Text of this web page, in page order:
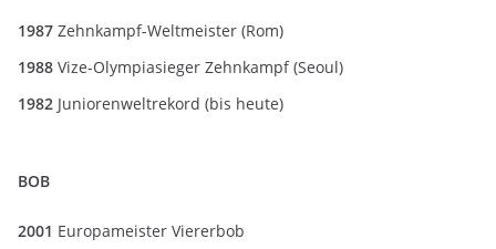
1987 Zehnkampf-Weltmeister (Rom)
1988 Vize-Olympiasieger Zehnkampf (Seoul)
1982 Juniorenweltrekord (bis heute)
BOB
2001 Europameister Viererbob